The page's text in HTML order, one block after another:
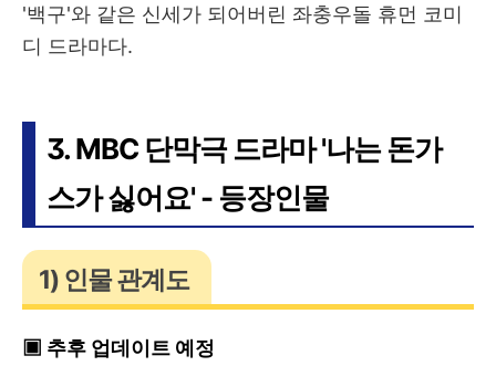
'백구'와 같은 신세가 되어버린 좌충우돌 휴먼 코미
디 드라마다.
3. MBC 단막극 드라마 '나는 돈가
스가 싫어요' - 등장인물
1) 인물 관계도
▣ 추후 업데이트 예정